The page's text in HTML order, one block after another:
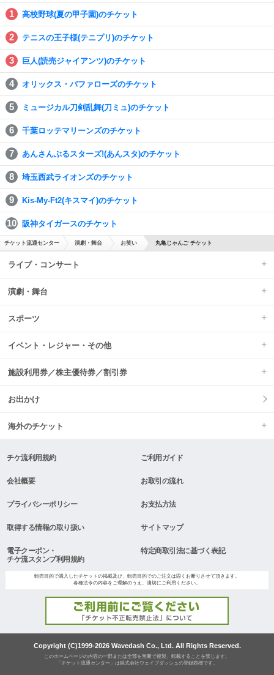
高校野球(夏の甲子園)のチケット
テニスの王子様(テニプリ)のチケット
巨人(読売ジャイアンツ)のチケット
オリックス・バファローズのチケット
ミュージカル刀剣乱舞(刀ミュ)のチケット
千葉ロッテマリーンズのチケット
あんさんぶるスターズ!(あんスタ)のチケット
埼玉西武ライオンズのチケット
Kis-My-Ft2(キスマイ)のチケット
阪神タイガースのチケット
チケット流通センター 演劇・舞台 お笑い 丸亀じゃんご チケット
ライブ・コンサート
演劇・舞台
スポーツ
イベント・レジャー・その他
施設利用券／株主優待券／割引券
お出かけ
海外のチケット
チケ流利用規約 ご利用ガイド
会社概要 お取引の流れ
プライバシーポリシー お支払方法
取得する情報の取り扱い サイトマップ
電子クーポン・
チケ流スタンプ利用規約
特定商取引法に基づく表記
転売目的で購入したチケットの掲載及び、転売目的でのご注文は固くお断りさせて頂きます。
各種法令の内容をご理解のうえ、適切にご利用ください。
Copyright (C)1999-2026 Wavedash Co., Ltd. All Rights Reserved.
このホームページの内容の一部または全部を無断で複製、転載することを禁じます。
「チケット流通センター」は株式会社ウェイブダッシュの登録商標です。